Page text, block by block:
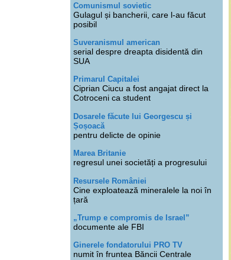
Comunismul sovietic
Gulagul și bancherii, care l-au făcut
posibil
Suveranismul american
serial despre dreapta disidentă din
SUA
Primarul Capitalei
Ciprian Ciucu a fost angajat direct la
Cotroceni ca student
Dosarele făcute lui Georgescu și
Șoșoacă
pentru delicte de opinie
Marea Britanie
regresul unei societăți a progresului
Resursele României
Cine exploatează mineralele la noi în
țară
„Trump e compromis de Israel”
documente ale FBI
Ginerele fondatorului PRO TV
numit în fruntea Băncii Centrale